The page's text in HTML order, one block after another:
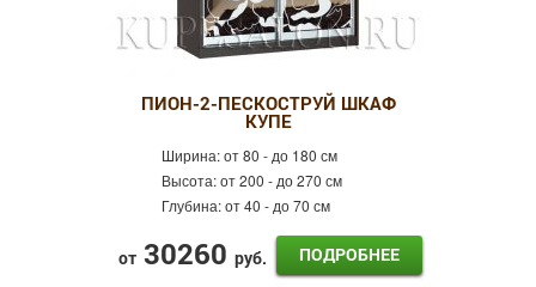
ПИОН-2-ПЕСКОСТРУЙ ШКАФ
КУПЕ
Ширина:от 80 - до 180 см
Высота:от 200 - до 270 см
Глубина:от 40 - до 70 см
от 30260 руб. ПОДРОБНЕЕ